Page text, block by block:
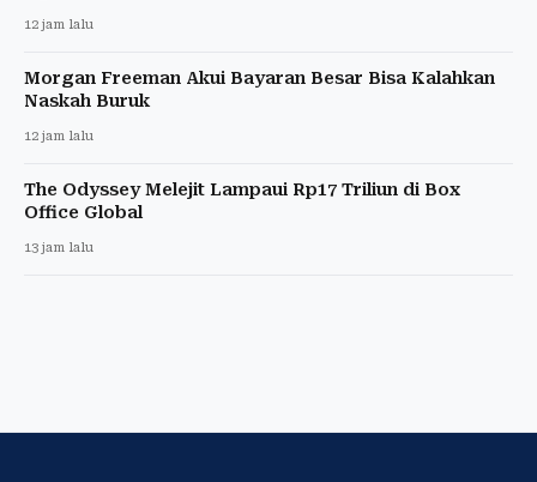
12 jam lalu
Morgan Freeman Akui Bayaran Besar Bisa Kalahkan
Naskah Buruk
12 jam lalu
The Odyssey Melejit Lampaui Rp17 Triliun di Box
Office Global
13 jam lalu